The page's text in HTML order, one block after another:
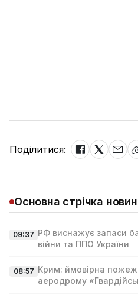
Поділитися:
Основна стрічка новин
09:37 РФ виснажує запаси
війни та ППО України
08:57 Крим: ймовірна
аеродрому